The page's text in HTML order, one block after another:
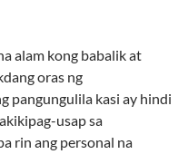
alam kong babalik at
oras ng
pangungulila kasi ay hindi
usap sa
rin ang personal na